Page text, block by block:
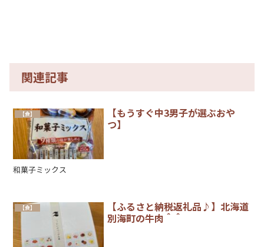
関連記事
【食】
【もうすぐ中3男子が選ぶおや
つ】
和菓子ミックス
【食】
【ふるさと納税返礼品♪】北海道
別海町の牛肉＾＾